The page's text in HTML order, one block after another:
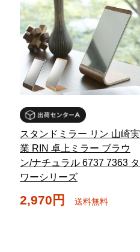
スタンドミラー リン 山崎実
業 RIN 卓上ミラー ブラウ
ン/ナチュラル 6737 7363 タ
ワーシリーズ
2,970円 送料無料